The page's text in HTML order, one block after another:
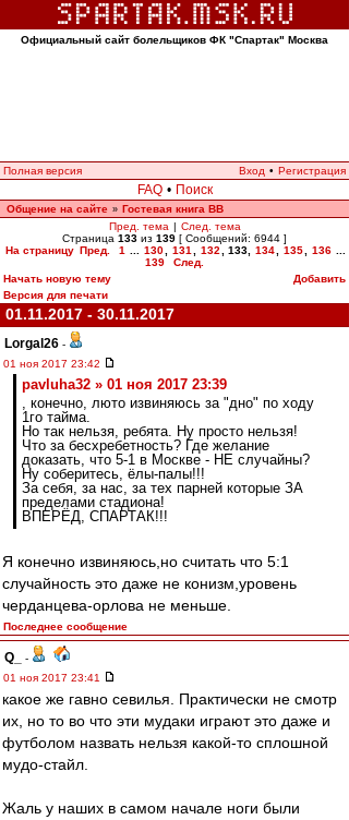
Официальный сайт болельщиков ФК "Спартак" Москва
Полная версия Вход • Регистрация
FAQ • Поиск
Общение на сайте » Гостевая книга ВВ
Пред. тема | След. тема
Страница 133 из 139 [ Сообщений: 6944 ]
На страницу Пред. 1 130 131 132 133, 134 135 136
139
След.
Начать новую тему
Добавить
Версия для печати
01.11.2017 - 30.11.2017
Lorgal26 -
01 ноя 2017 23:42
pavluha32 » 01 ноя 2017 23:39
, конечно, люто извиняюсь за "дно" по ходу
1го тайма.
Но так нельзя, ребята. Ну просто нельзя!
Что за бесхребетность? Где желание
доказать, что 5-1 в Москве - НЕ случайны?
Ну соберитесь, ёлы-палы!!!
За себя, за нас, за тех парней которые ЗА
пределами стадиона!
ВПЕРЁД, СПАРТАК!!!
Я конечно извиняюсь,но считать что 5:1
случайность это даже не конизм,уровень
черданцева-орлова не меньше.
Последнее сообщение
Q_
-
01 ноя 2017 23:41
какое же гавно севилья. Практически не смотр
их, но то во что эти мудаки играют это даже и
футболом назвать нельзя какой-то сплошной
мудо-стайл.
Жаль у наших в самом начале ноги были